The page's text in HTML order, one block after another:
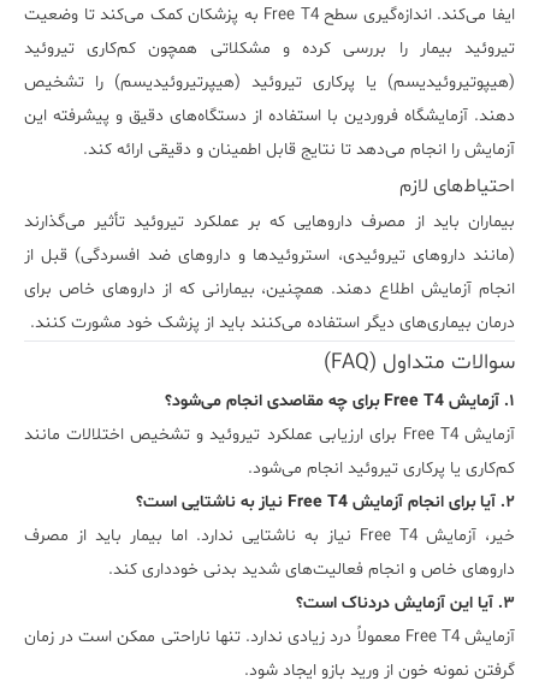
ایفا می‌کند. اندازه‌گیری سطح Free T4 به پزشکان کمک می‌کند تا وضعیت
تیروئید بیمار را بررسی کرده و مشکلاتی همچون کم‌کاری تیروئید
(هیپوتیروئیدیسم) یا پرکاری تیروئید (هیپرتیروئیدیسم) را تشخیص
دهند. آزمایشگاه فروردین با استفاده از دستگاه‌های دقیق و پیشرفته این
آزمایش را انجام می‌دهد تا نتایج قابل اطمینان و دقیقی ارائه کند.
احتیاط‌های لازم
بیماران باید از مصرف داروهایی که بر عملکرد تیروئید تأثیر می‌گذارند
(مانند داروهای تیروئیدی، استروئیدها و داروهای ضد افسردگی) قبل از
انجام آزمایش اطلاع دهند. همچنین، بیمارانی که از داروهای خاص برای
درمان بیماری‌های دیگر استفاده می‌کنند باید از پزشک خود مشورت کنند.
سوالات متداول (FAQ)
۱. آزمایش Free T4 برای چه مقاصدی انجام می‌شود؟
آزمایش Free T4 برای ارزیابی عملکرد تیروئید و تشخیص اختلالات مانند
کم‌کاری یا پرکاری تیروئید انجام می‌شود.
۲. آیا برای انجام آزمایش Free T4 نیاز به ناشتایی است؟
خیر، آزمایش Free T4 نیاز به ناشتایی ندارد. اما بیمار باید از مصرف
داروهای خاص و انجام فعالیت‌های شدید بدنی خودداری کند.
۳. آیا این آزمایش دردناک است؟
آزمایش Free T4 معمولاً درد زیادی ندارد. تنها ناراحتی ممکن است در زمان
گرفتن نمونه خون از ورید بازو ایجاد شود.